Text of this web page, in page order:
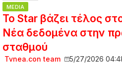
MEDIA
Το Star βάζει τέλος
Νέα δεδομένα στην
σταθμού
Tvnea.con team 5/27/2026